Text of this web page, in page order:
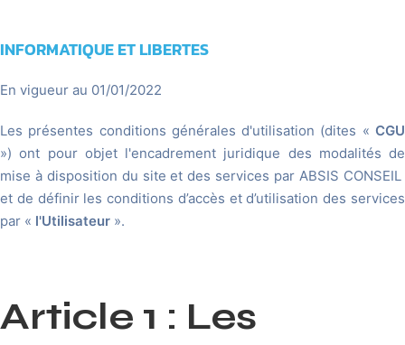
INFORMATIQUE ET LIBERTES
En vigueur au 01/01/2022
Les présentes conditions générales d'utilisation (dites « CGU
») ont pour objet l'encadrement juridique des modalités de
mise à disposition du site et des services par ABSIS CONSEIL
et de définir les conditions d’accès et d’utilisation des services
par « l'Utilisateur ».
Article 1 : Les